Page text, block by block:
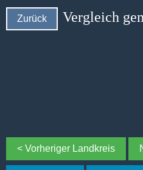
Zurück Vergleich
< Vorheriger Landkreis